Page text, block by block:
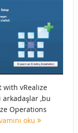
with vRealize
,bu
Operations
oku